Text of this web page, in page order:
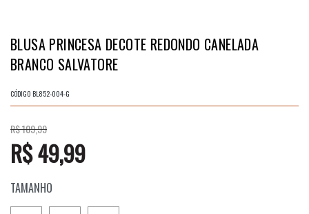
BLUSA PRINCESA DECOTE REDONDO CANELADA
BRANCO SALVATORE
CÓDIGO BL852-004-G
R$ 109,99
R$ 49,99
TAMANHO